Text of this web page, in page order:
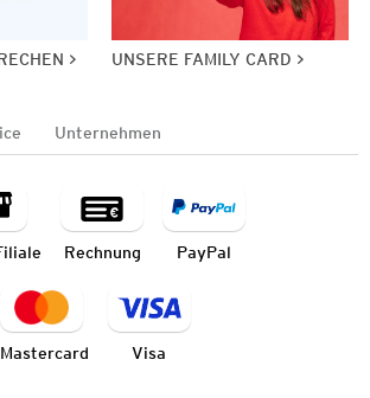
UNSERE FAMILY CARD
Unternehmen
Rechnung PayPal
Mastercard Visa